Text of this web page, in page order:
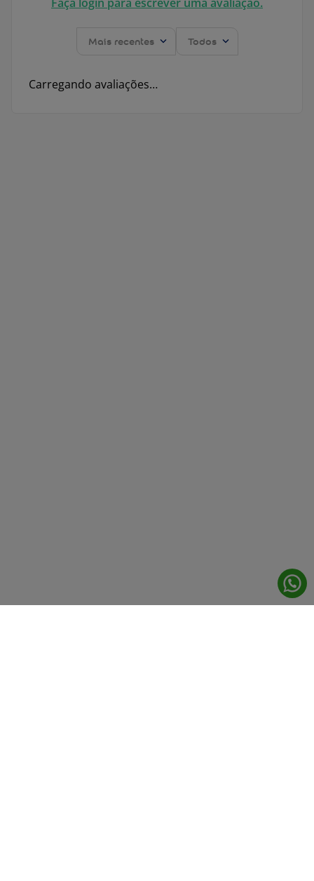
Faça login para escrever uma avaliação.
Mais recentes Todos
Carregando avaliações…